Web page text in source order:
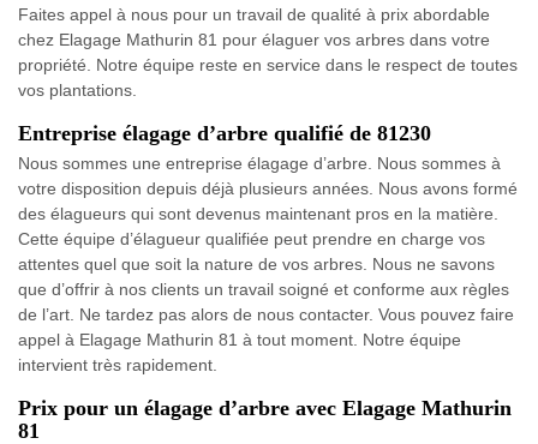
Faites appel à nous pour un travail de qualité à prix abordable
chez Elagage Mathurin 81 pour élaguer vos arbres dans votre
propriété. Notre équipe reste en service dans le respect de toutes
vos plantations.
Entreprise élagage d’arbre qualifié de 81230
Nous sommes une entreprise élagage d’arbre. Nous sommes à
votre disposition depuis déjà plusieurs années. Nous avons formé
des élagueurs qui sont devenus maintenant pros en la matière.
Cette équipe d’élagueur qualifiée peut prendre en charge vos
attentes quel que soit la nature de vos arbres. Nous ne savons
que d’offrir à nos clients un travail soigné et conforme aux règles
de l’art. Ne tardez pas alors de nous contacter. Vous pouvez faire
appel à Elagage Mathurin 81 à tout moment. Notre équipe
intervient très rapidement.
Prix pour un élagage d’arbre avec Elagage Mathurin
81